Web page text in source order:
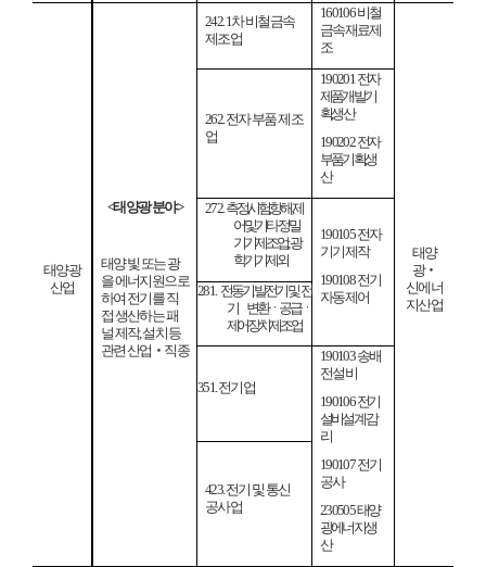
태양광
산업
<태양광 분야>
태양 빛 또는 광
을 에너지원으로
하여 전기를 직
접 생산하는 패
널 제작,설치 등
관련 산업 ‧ 직종
242. 1차 비철금속
제조업
160106비철
금속재료제
조
태양
광‧
신에너
지산업
262.전자 부품 제조
업
190201전자
제품개발기
획생산
190202전자
부품기획생
산
272.측정시험항해제
어 및 기타정밀
기기 제조업;광
학 기기 제외
190105전자
기기제작
190108전기
자동제어
281. 전동기,발전기 및 전
기 변환ㆍ공급ㆍ
제어 장치 제조업
351.전기업
190103송배
전설비
190106전기
설비설계·감
리
190107전기
공사
230505태양
광에너지생
산
423.전기 및 통신
공사업